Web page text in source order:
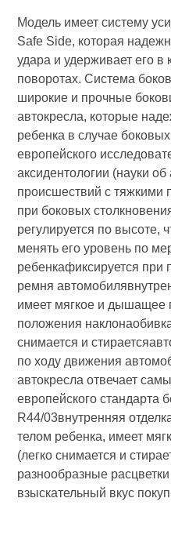
Модель имеет систему
Safe Side, которая
удара и удерживает его в
поворотах. Система
широкие и прочные
автокресла, которые
ребенка в случае
европейского
аксидентологии (науки
проиcшествий с тяжкими
при боковых
регулируется по высоте,
менять его уровень по
ребенкафиксируется при
ремня
имеет мягкое и дышащее
положения
снимается и
по ходу движения
автокресла отвечает
европейского стандарта
R44/03внутренняя
телом ребенка, имеет
(легко снимается и
разнообразные
взыскательный вкус